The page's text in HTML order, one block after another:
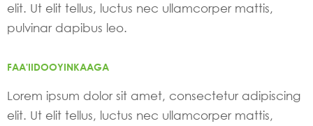
elit. Ut elit tellus, luctus nec ullamcorper mattis,
pulvinar dapibus leo.
FAA'IIDOOYINKAAGA
Lorem ipsum dolor sit amet, consectetur adipiscing
elit. Ut elit tellus, luctus nec ullamcorper mattis,